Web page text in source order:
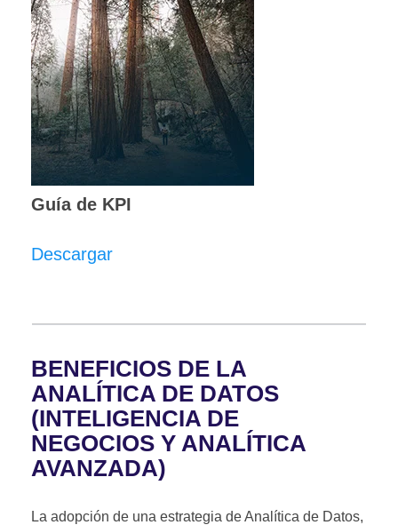
Guía de KPI
Descargar
BENEFICIOS DE LA
ANALÍTICA DE DATOS
(INTELIGENCIA DE
NEGOCIOS Y ANALÍTICA
AVANZADA)
La adopción de una estrategia de Analítica de Datos,